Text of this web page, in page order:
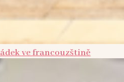
ve francouzštině